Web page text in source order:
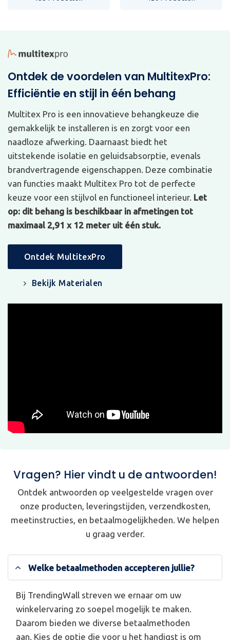
Ontdek de voordelen van MultitexPro:
Efficiëntie en stijl in één behang
Multitex Pro is een innovatieve behangkeuze die
gemakkelijk te installeren is en zorgt voor een
naadloze afwerking. Daarnaast biedt het
uitstekende isolatie en geluidsabsorptie, evenals
brandvertragende eigenschappen. Deze combinatie
van functies maakt Multitex Pro tot de perfecte
keuze voor een stijlvol en functioneel interieur. Let
op: dit behang is beschikbaar in afmetingen tot
maximaal 2,91 x 12 meter uit één stuk.
Ontdek MultitexPro
Bekijk Materialen
Vragen? Hier vindt u de antwoorden!
Ontdek antwoorden op veelgestelde vragen over
onze producten, leveringstijden, verzendkosten,
meetinstructies, en betaalmogelijkheden. We helpen
u graag verder.
Welke betaalmethoden accepteren jullie?
Bij TrendingWall streven we ernaar om uw
winkelervaring zo soepel mogelijk te maken.
Daarom bieden we diverse betaalmethoden
aan. Kies de optie die voor u het handigst is om